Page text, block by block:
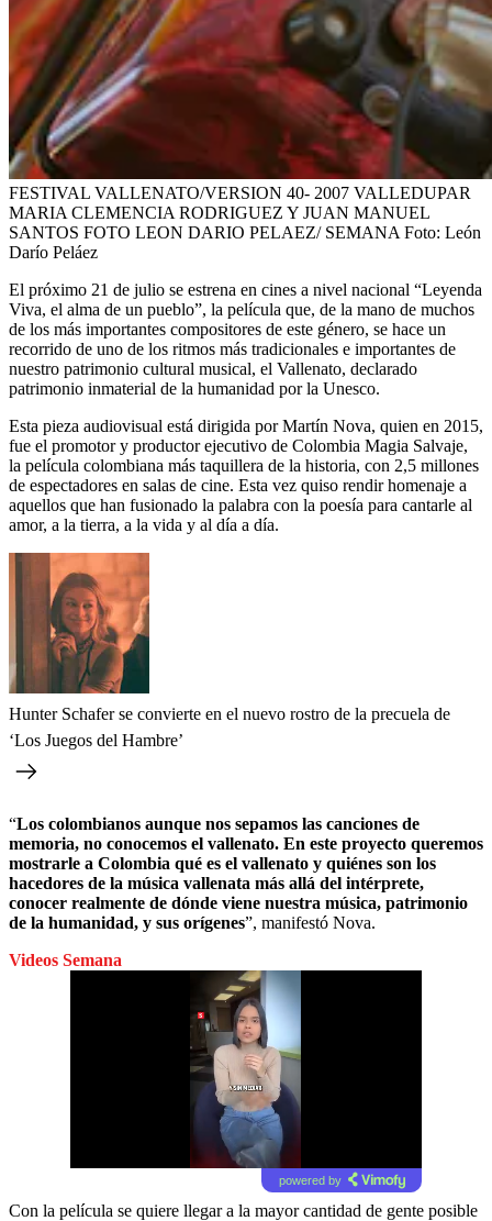
FESTIVAL VALLENATO/VERSION 40- 2007 VALLEDUPAR
MARIA CLEMENCIA RODRIGUEZ Y JUAN MANUEL
SANTOS FOTO LEON DARIO PELAEZ/ SEMANA Foto: León
Darío Peláez
El próximo 21 de julio se estrena en cines a nivel nacional “Leyenda
Viva, el alma de un pueblo”, la película que, de la mano de muchos
de los más importantes compositores de este género, se hace un
recorrido de uno de los ritmos más tradicionales e importantes de
nuestro patrimonio cultural musical, el Vallenato, declarado
patrimonio inmaterial de la humanidad por la Unesco.
Esta pieza audiovisual está dirigida por Martín Nova, quien en 2015,
fue el promotor y productor ejecutivo de Colombia Magia Salvaje,
la película colombiana más taquillera de la historia, con 2,5 millones
de espectadores en salas de cine. Esta vez quiso rendir homenaje a
aquellos que han fusionado la palabra con la poesía para cantarle al
amor, a la tierra, a la vida y al día a día.
Hunter Schafer se convierte en el nuevo rostro de la precuela de
‘Los Juegos del Hambre’
“Los colombianos aunque nos sepamos las canciones de
memoria, no conocemos el vallenato. En este proyecto queremos
mostrarle a Colombia qué es el vallenato y quiénes son los
hacedores de la música vallenata más allá del intérprete,
conocer realmente de dónde viene nuestra música, patrimonio
de la humanidad, y sus orígenes”, manifestó Nova.
Videos Semana
powered by
Con la película se quiere llegar a la mayor cantidad de gente posible